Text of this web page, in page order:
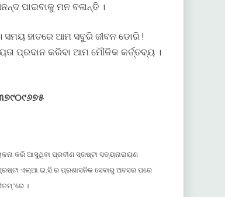
ପାଇବାକୁ ମନ ବଳାନ୍ତି ।
ସମୟ ହାତରେ ଆମ ସବୁରି ଜୀବନ ଡୋରି !
ପ୍ରଦାନ କରିବା ଆମ ମୌଳିକ କର୍ତ୍ତବ୍ୟ ।
କରି ଆସୁଥିବା ପ୍ରବୀଣ ସ୍ରଷ୍ଟା ସତ୍ୟନାରାୟଣ
ଏଲ୍ଆ.ଇ.ସି.ର ପ୍ରଶାସନିକ ସେବାରୁ ଅବସର ପରେ
।